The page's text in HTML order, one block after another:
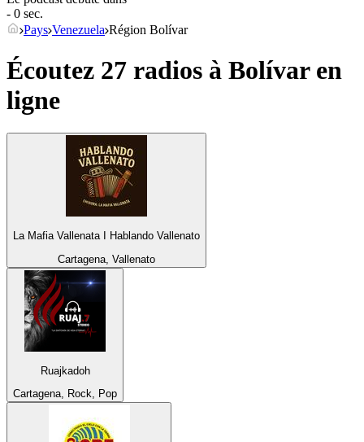
- 0 sec.
Pays Venezuela Région Bolívar
Écoutez 27 radios à Bolívaren
ligne
La Mafia Vallenata I Hablando Vallenato
Cartagena, Vallenato
Ruajkadoh
Cartagena, Rock, Pop